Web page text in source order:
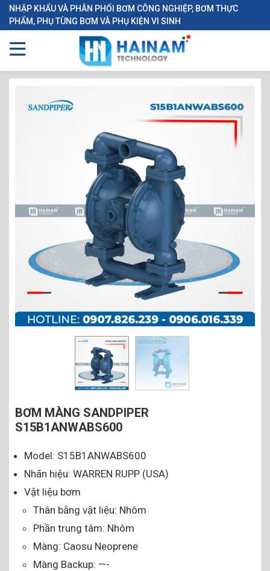
NHẬP KHẨU VÀ PHÂN PHỐI BƠM CÔNG NGHIỆP, BƠM THỰC
PHẨM, PHỤ TÙNG BƠM VÀ PHỤ KIỆN VI SINH
BƠM MÀNG SANDPIPER
S15B1ANWABS600
Model: S15B1ANWABS600
Nhãn hiệu: WARREN RUPP (USA)
Vật liệu bơm
Thân bằng vật liệu: Nhôm
Phần trung tâm: Nhôm
Màng: Caosu Neoprene
Màng Backup: —-